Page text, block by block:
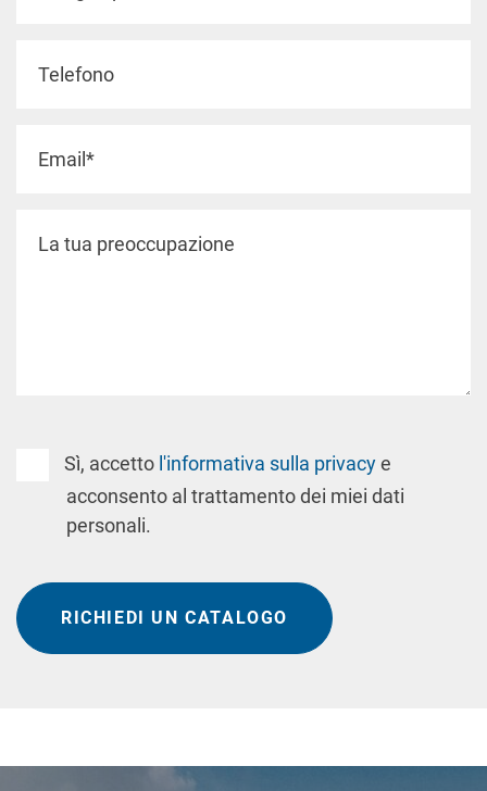
Sì, accetto l'informativa sulla privacye
acconsento al trattamento dei miei dati
personali.